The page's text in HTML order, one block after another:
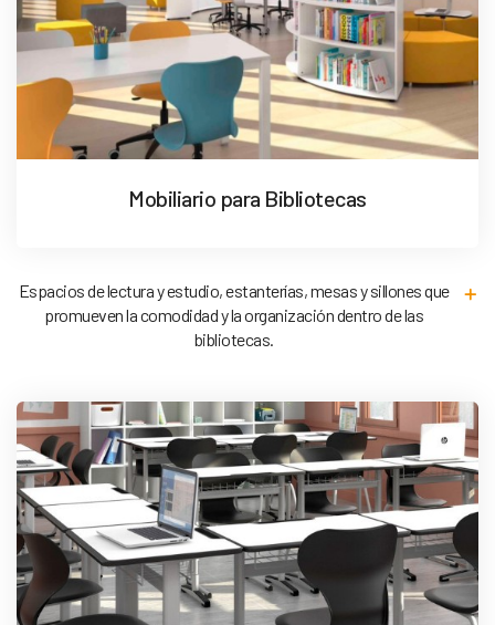
Mobiliario para Bibliotecas
Espacios de lectura y estudio, estanterías, mesas y sillones que
promueven la comodidad y la organización dentro de las
bibliotecas.